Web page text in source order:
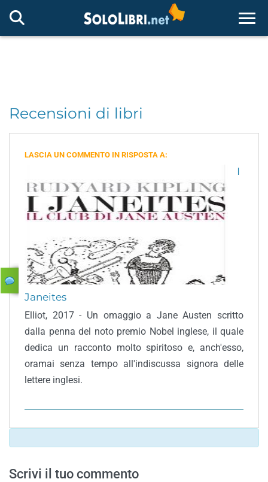
Recensioni di libri
LASCIA UN COMMENTO IN RISPOSTA A:
I
Janeites
Elliot, 2017 - Un omaggio a Jane Austen scritto
dalla penna del noto premio Nobel inglese, il quale
dedica un racconto molto spiritoso e, anch'esso,
oramai senza tempo all'indiscussa signora delle
lettere inglesi.
Scrivi il tuo commento